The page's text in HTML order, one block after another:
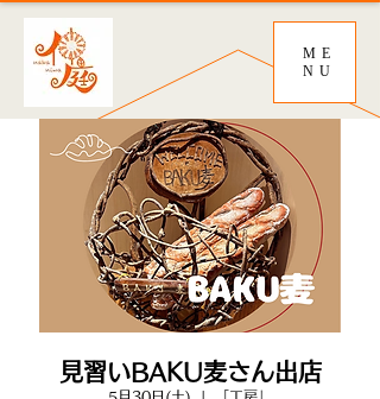
ME
NU
見習いBAKU麦さん出店